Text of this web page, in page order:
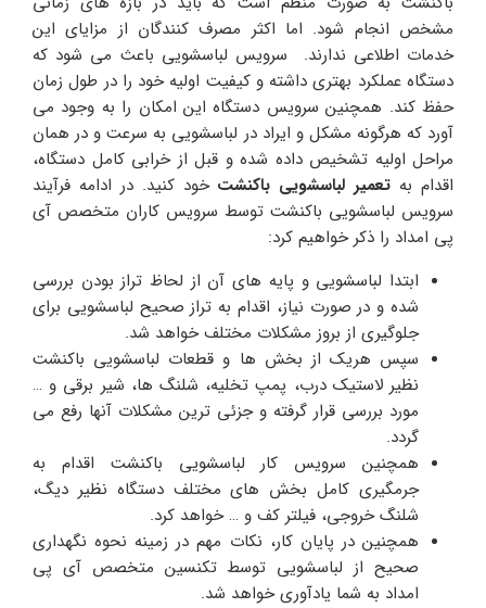
مشخص انجام شود. اما اکثر مصرف کنندگان از مزایای این
خدمات اطلاعی ندارند. سرویس لباسشویی باعث می شود که
دستگاه عملکرد بهتری داشته و کیفیت اولیه خود را در طول زمان
حفظ کند. همچنین سرویس دستگاه این امکان را به وجود می
آورد که هرگونه مشکل و ایراد در لباسشویی به سرعت و در همان
مراحل اولیه تشخیص داده شده و قبل از خرابی کامل دستگاه،
اقدام به تعمیر لباسشویی باکنشت خود کنید. در ادامه فرآیند
سرویس لباسشویی باکنشت توسط سرویس کاران متخصص آی
پی امداد را ذکر خواهیم کرد:
ابتدا لباسشویی و پایه های آن از لحاظ تراز بودن بررسی
شده و در صورت نیاز، اقدام به تراز صحیح لباسشویی برای
جلوگیری از بروز مشکلات مختلف خواهد شد.
سپس هریک از بخش ها و قطعات لباسشویی باکنشت
نظیر لاستیک درب، پمپ تخلیه، شلنگ ها، شیر برقی و …
مورد بررسی قرار گرفته و جزئی ترین مشکلات آنها رفع می
گردد.
همچنین سرویس کار لباسشویی باکنشت اقدام به
جرمگیری کامل بخش های مختلف دستگاه نظیر دیگ،
شلنگ خروجی، فیلتر کف و … خواهد کرد.
همچنین در پایان کار، نکات مهم در زمینه نحوه نگهداری
صحیح از لباسشویی توسط تکنسین متخصص آی پی
امداد به شما یادآوری خواهد شد.